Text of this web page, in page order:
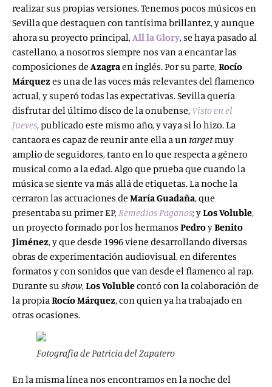
realizar sus propias versiones. Tenemos pocos músicos en
Sevilla que destaquen con tantísima brillantez, y aunque
ahora su proyecto principal,All la Glory, se haya pasado al
castellano, a nosotros siempre nos van a encantar las
composiciones deAzagraen inglés. Por su parte,Rocío
Márquezes una de las voces más relevantes del flamenco
actual, y superó todas las expectativas. Sevilla quería
disfrutar del último disco de la onubense, Visto en el
Jueves, publicado este mismo año, y vaya si lo hizo. La
cantaora es capaz de reunir ante ella a un targetmuy
amplio de seguidores, tanto en lo que respecta a género
musical como a la edad. Algo que prueba que cuando la
música se siente va más allá de etiquetas. La noche la
cerraron las actuaciones de María Guadaña, que
presentaba su primer EP,Remedios Paganos; yLos Voluble,
un proyecto formado por los hermanos PedroyBenito
Jiménez, y que desde 1996 viene desarrollando diversas
obras de experimentación audiovisual, en diferentes
formatos y con sonidos que van desde el flamenco al rap.
Durante sushow,Los Volublecontó con la colaboración de
la propiaRocío Márquez, con quien ya ha trabajado en
otras ocasiones.
Fotografía de Patricia del Zapatero
En la misma línea nos encontramos en la noche del